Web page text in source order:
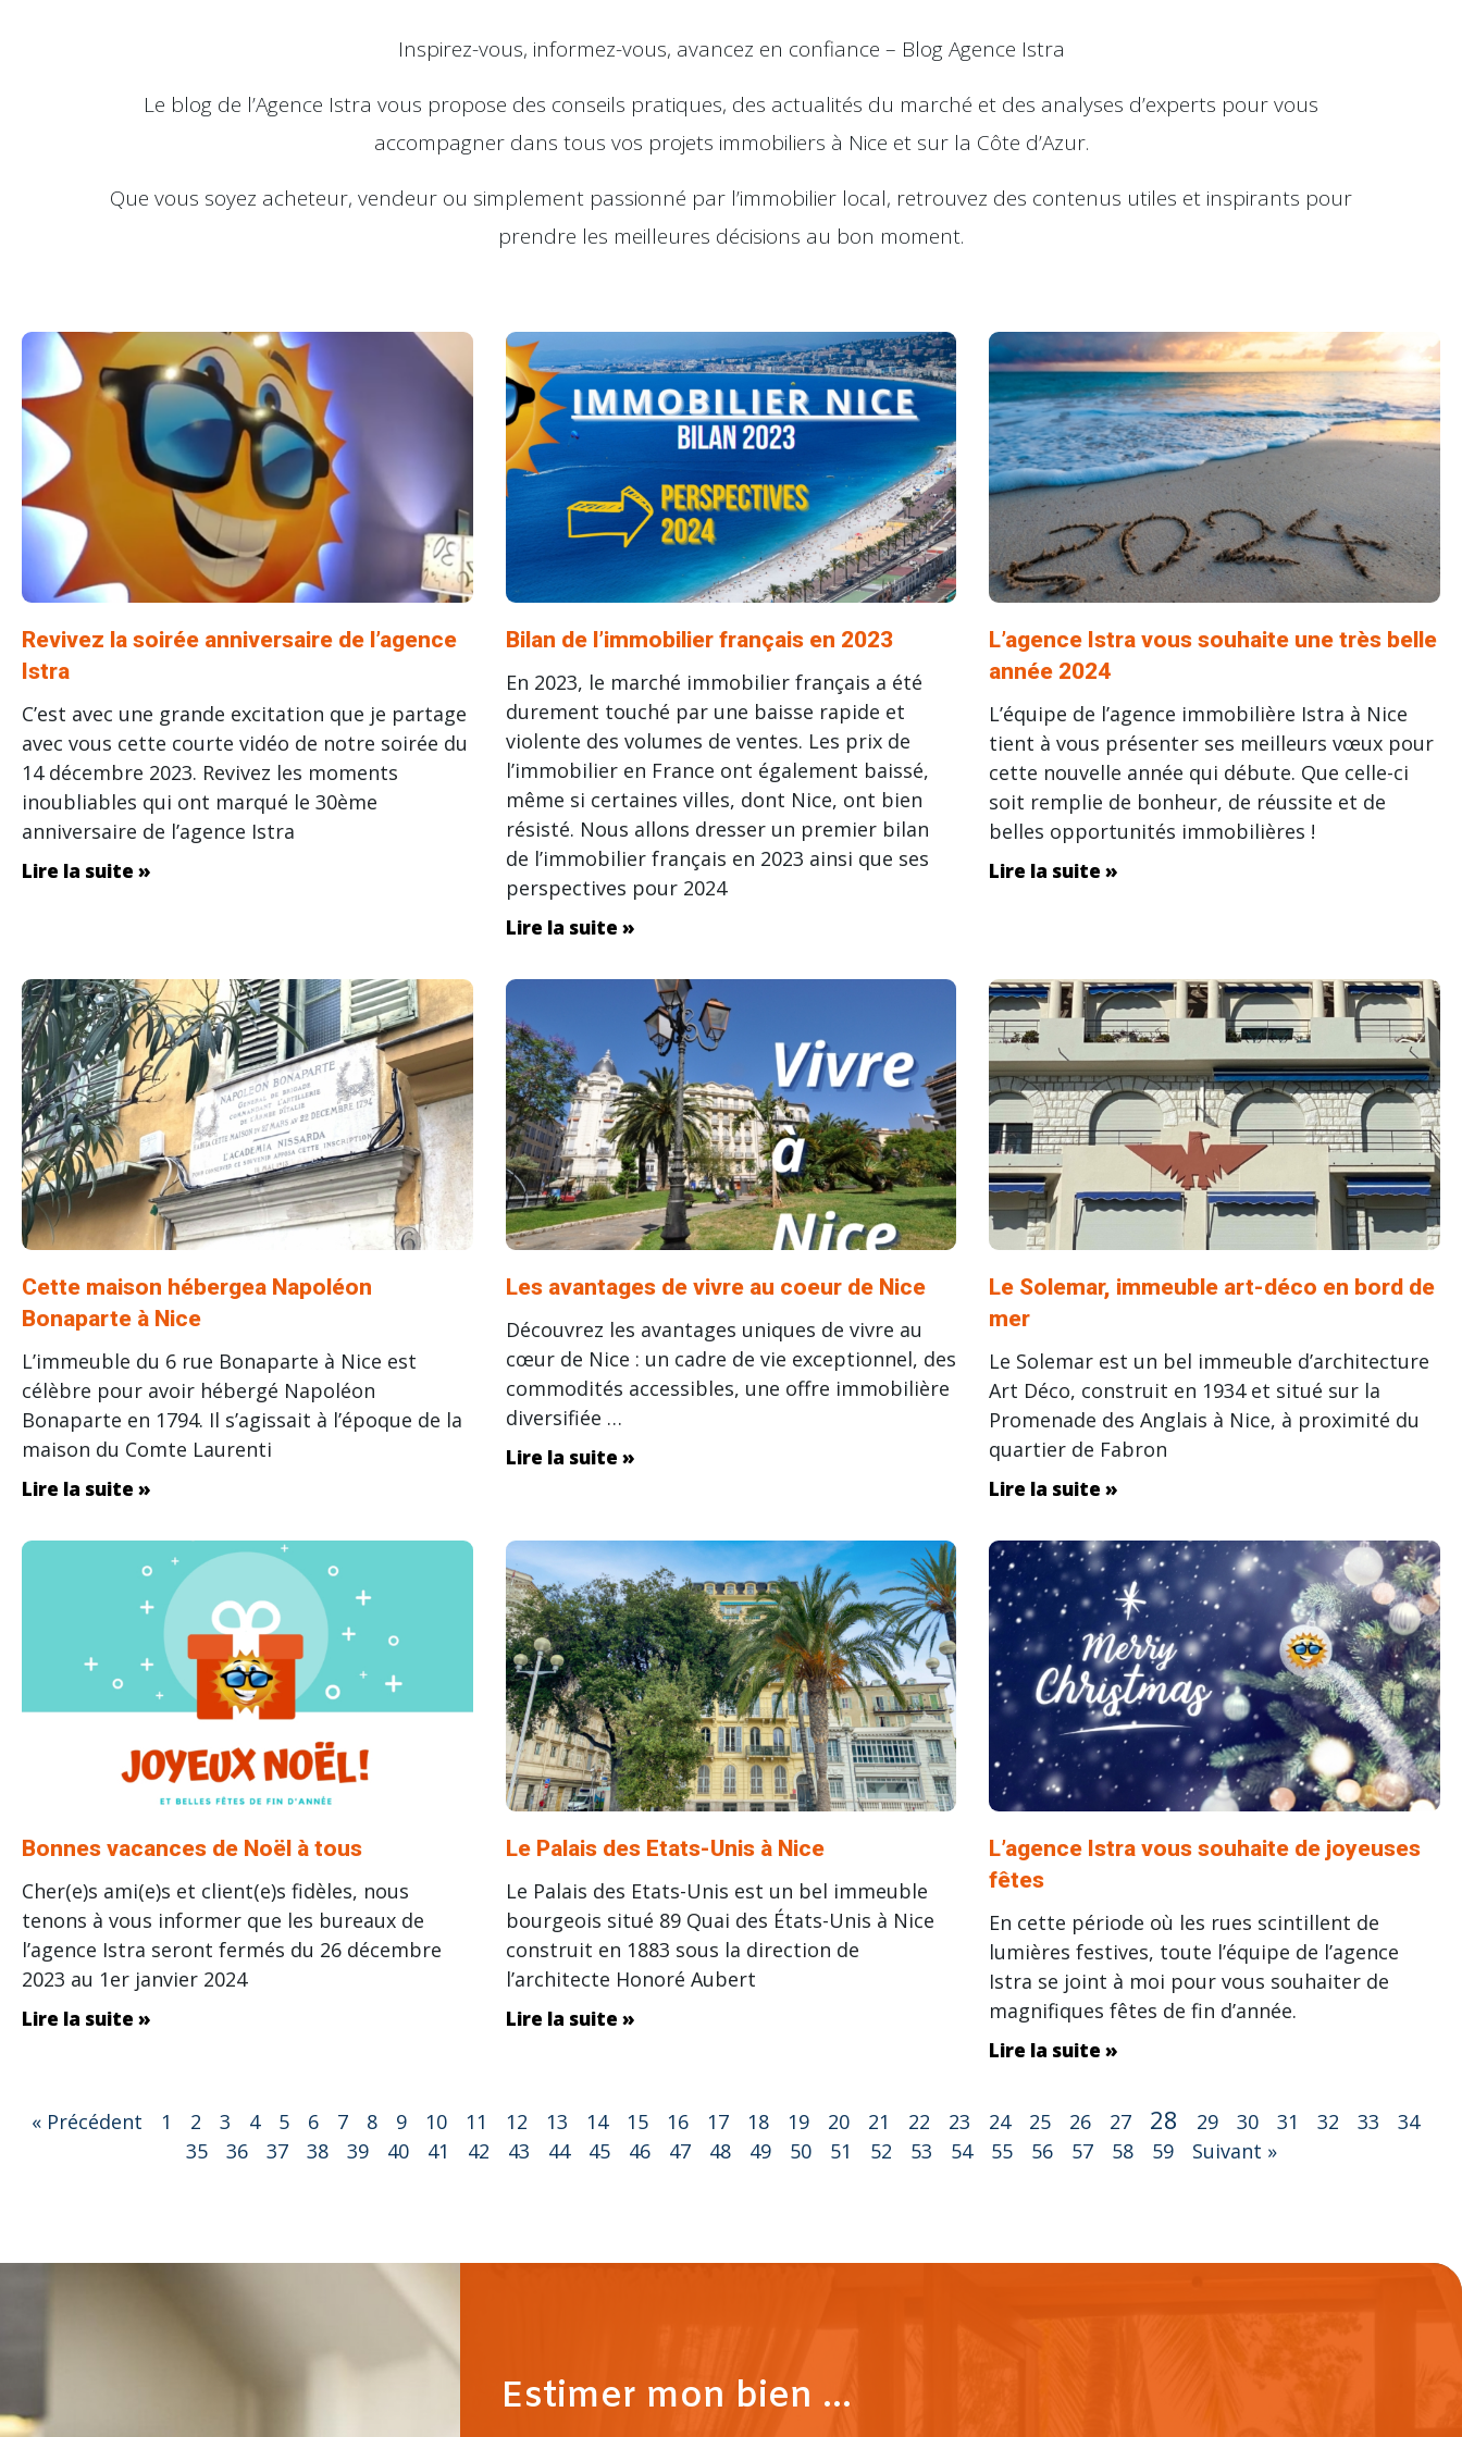
Inspirez-vous, informez-vous, avancez en confiance – Blog Agence Istra
Le blog de l’Agence Istra vous propose des conseils pratiques, des actualités du marché et des analyses d’experts pour vous
accompagner dans tous vos projets immobiliers à Nice et sur la Côte d’Azur.
Que vous soyez acheteur, vendeur ou simplement passionné par l’immobilier local, retrouvez des contenus utiles et inspirants pour
prendre les meilleures décisions au bon moment.
Revivez la soirée anniversaire de l’agence
Istra
C’est avec une grande excitation que je partage
avec vous cette courte vidéo de notre soirée du
14 décembre 2023. Revivez les moments
inoubliables qui ont marqué le 30ème
anniversaire de l’agence Istra
Lire la suite »
Bilan de l’immobilier français en 2023
En 2023, le marché immobilier français a été
durement touché par une baisse rapide et
violente des volumes de ventes. Les prix de
l’immobilier en France ont également baissé,
même si certaines villes, dont Nice, ont bien
résisté. Nous allons dresser un premier bilan
de l’immobilier français en 2023 ainsi que ses
perspectives pour 2024
Lire la suite »
L’agence Istra vous souhaite une très belle
année 2024
L’équipe de l’agence immobilière Istra à Nice
tient à vous présenter ses meilleurs vœux pour
cette nouvelle année qui débute. Que celle-ci
soit remplie de bonheur, de réussite et de
belles opportunités immobilières !
Lire la suite »
Cette maison hébergea Napoléon
Bonaparte à Nice
L’immeuble du 6 rue Bonaparte à Nice est
célèbre pour avoir hébergé Napoléon
Bonaparte en 1794. Il s’agissait à l’époque de la
maison du Comte Laurenti
Lire la suite »
Les avantages de vivre au coeur de Nice
Découvrez les avantages uniques de vivre au
cœur de Nice : un cadre de vie exceptionnel, des
commodités accessibles, une offre immobilière
diversifiée …
Lire la suite »
Le Solemar, immeuble art-déco en bord de
mer
Le Solemar est un bel immeuble d’architecture
Art Déco, construit en 1934 et situé sur la
Promenade des Anglais à Nice, à proximité du
quartier de Fabron
Lire la suite »
Bonnes vacances de Noël à tous
Cher(e)s ami(e)s et client(e)s fidèles, nous
tenons à vous informer que les bureaux de
l’agence Istra seront fermés du 26 décembre
2023 au 1er janvier 2024
Lire la suite »
Le Palais des Etats-Unis à Nice
Le Palais des Etats-Unis est un bel immeuble
bourgeois situé 89 Quai des États-Unis à Nice
construit en 1883 sous la direction de
l’architecte Honoré Aubert
Lire la suite »
L’agence Istra vous souhaite de joyeuses
fêtes
En cette période où les rues scintillent de
lumières festives, toute l’équipe de l’agence
Istra se joint à moi pour vous souhaiter de
magnifiques fêtes de fin d’année.
Lire la suite »
« Précédent 1 2 3 4 5 6 7 8 9 10 11 12 13 14 15 16 17 18 19 20 21 22 23 24 25 26 27 28 29 30 31 32 33
34
35
36 37 38 39 40 41 42 43 44 45 46 47 48 49 50 51 52 53 54 55 56 57 58 59 Suivant »
Estimer mon bien ...